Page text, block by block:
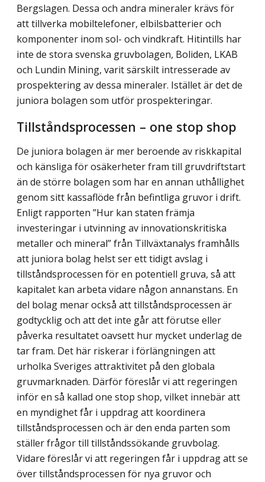
Bergslagen. Dessa och andra mineraler krävs för
att tillverka mobiltelefoner, elbilsbatterier och
komponenter inom sol- och vindkraft. Hitintills har
inte de stora svenska gruvbolagen, Boliden, LKAB
och Lundin Mining, varit särskilt intresserade av
prospektering av dessa mineraler. Istället är det de
juniora bolagen som utför prospekteringar.
Tillståndsprocessen – one stop shop
De juniora bolagen är mer beroende av riskkapital
och känsliga för osäkerheter fram till gruvdriftstart
än de större bolagen som har en annan uthållighet
genom sitt kassaflöde från befintliga gruvor i drift.
Enligt rapporten ”Hur kan staten främja
investeringar i utvinning av innovationskritiska
metaller och mineral” från Tillväxtanalys framhålls
att juniora bolag helst ser ett tidigt avslag i
tillståndsprocessen för en potentiell gruva, så att
kapitalet kan arbeta vidare någon annanstans. En
del bolag menar också att tillståndsprocessen är
godtycklig och att det inte går att förutse eller
påverka resultatet oavsett hur mycket underlag de
tar fram. Det här riskerar i förlängningen att
urholka Sveriges attraktivitet på den globala
gruvmarknaden. Därför föreslår vi att regeringen
inför en så kallad one stop shop, vilket innebär att
en myndighet får i uppdrag att koordinera
tillståndsprocessen och är den enda parten som
ställer frågor till tillståndssökande gruvbolag.
Vidare föreslår vi att regeringen får i uppdrag att se
över tillståndsprocessen för nya gruvor och